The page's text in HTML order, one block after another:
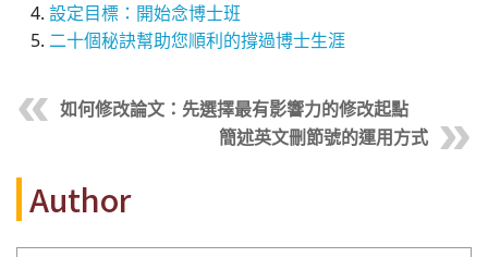
設定目標：開始念博士班
二十個秘訣幫助您順利的撐過博士生涯
如何修改論文：先選擇最有影響力的修改起點
簡述英文刪節號的運用方式
Author